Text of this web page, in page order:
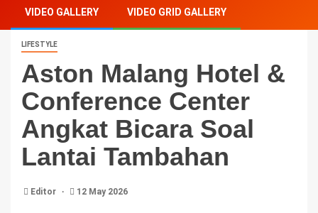
VIDEO GALLERY VIDEO GRID GALLERY
LIFESTYLE
Aston Malang Hotel &
Conference Center
Angkat Bicara Soal
Lantai Tambahan
Editor 12 May 2026